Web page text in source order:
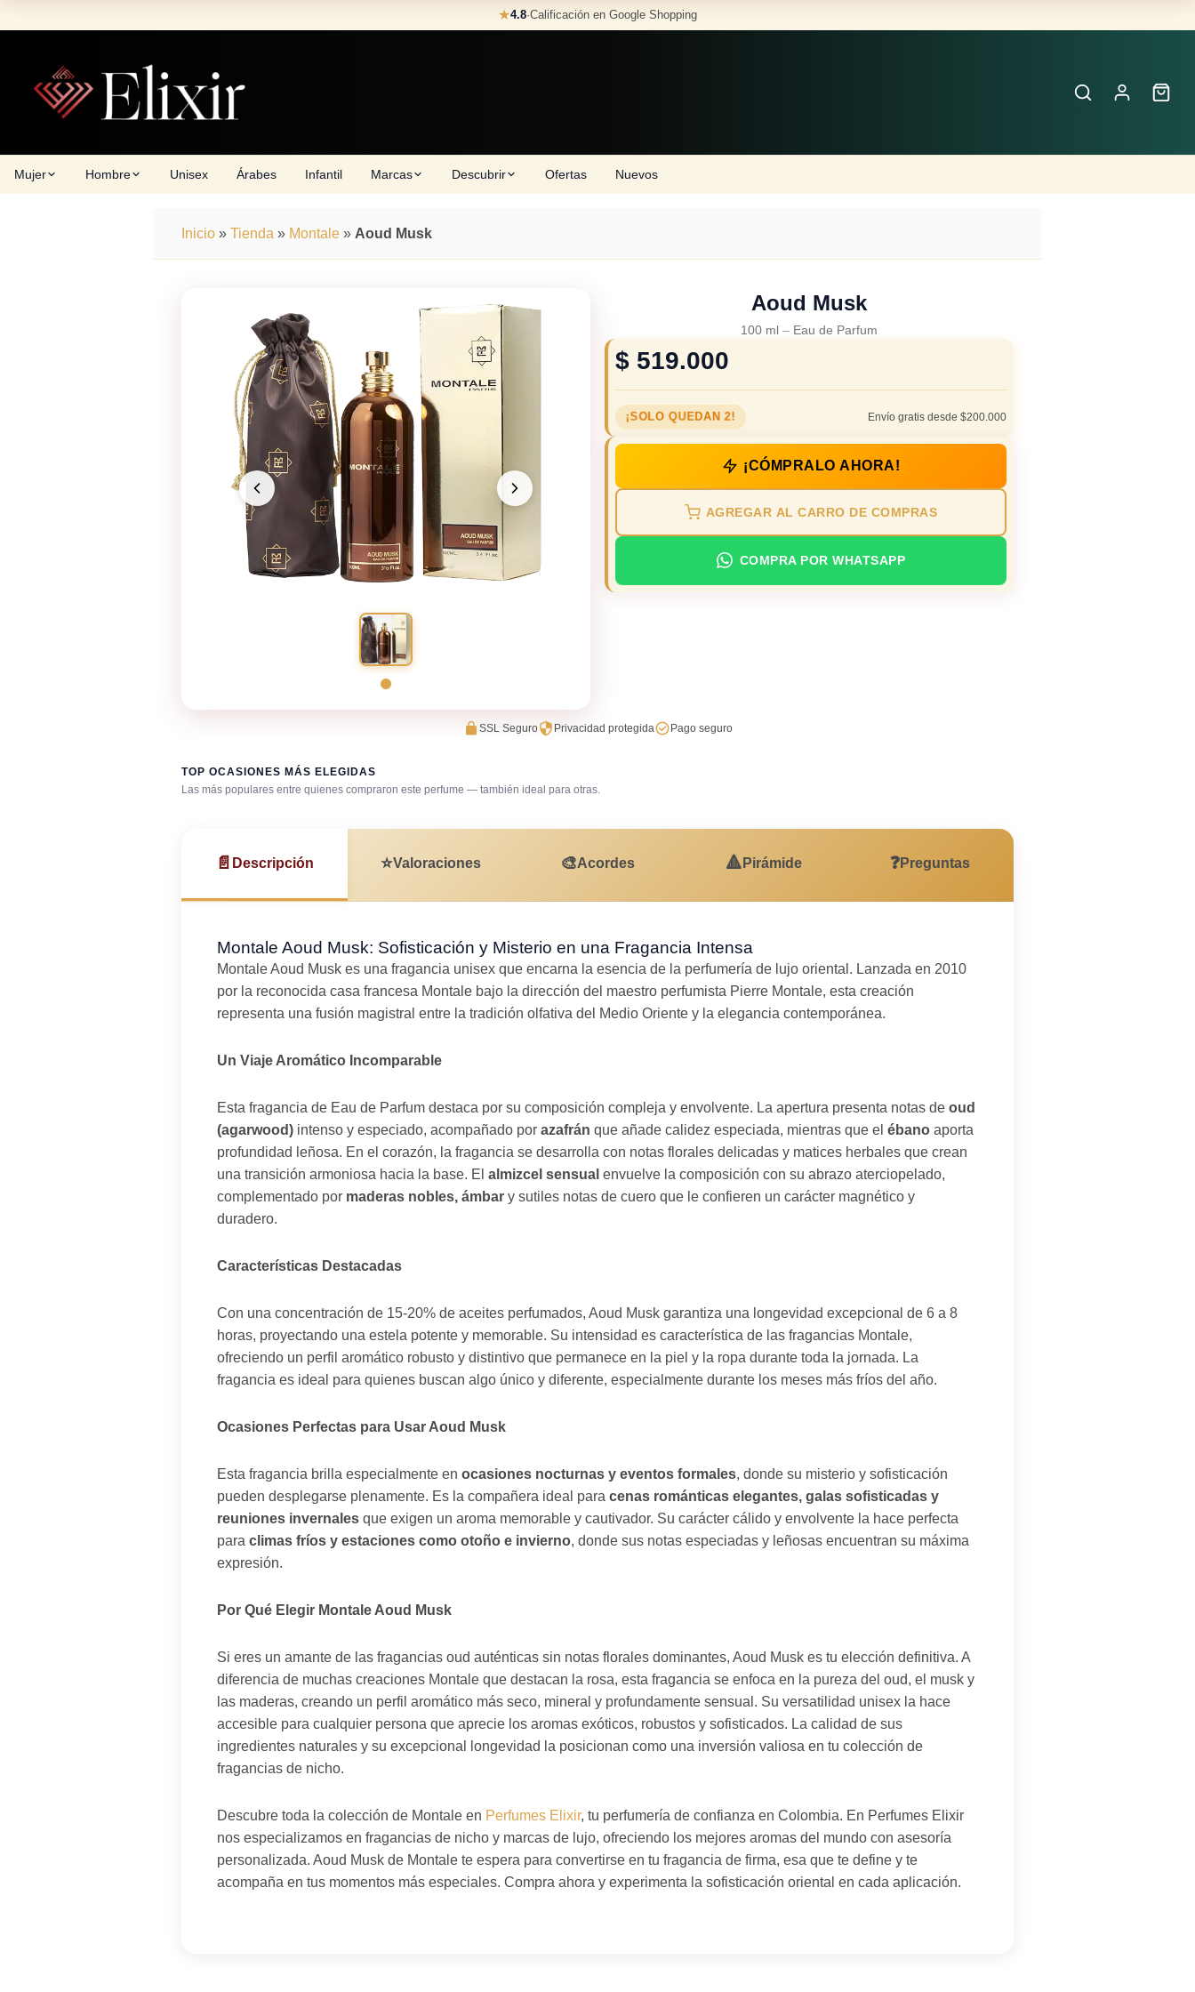
to
★4.8·Calificación en Google Shopping
Mujer Hombre Unisex Árabes Infantil Marcas Descubrir Ofertas Nuevos
Inicio » Tienda » Montale » Aoud Musk
Aoud Musk
100 ml – Eau de Parfum
$ 519.000
¡SOLO QUEDAN 2! Envío gratis desde $200.000
¡CÓMPRALO AHORA!
AGREGAR AL CARRO DE COMPRAS
COMPRA POR WHATSAPP
SSL Seguro Privacidad protegida Pago seguro
TOP OCASIONES MÁS ELEGIDAS
Las más populares entre quienes compraron este perfume — también ideal para otras.
Bar / cocteles Gala / cena de gala
📄 Descripción ⭐Valoraciones 🎨Acordes 🔺 Pirámide ❓Preguntas
Montale Aoud Musk: Sofisticación y Misterio en una Fragancia Intensa
Montale Aoud Musk es una fragancia unisex que encarna la esencia de la perfumería de lujo oriental. Lanzada en 2010
por la reconocida casa francesa Montale bajo la dirección del maestro perfumista Pierre Montale, esta creación
representa una fusión magistral entre la tradición olfativa del Medio Oriente y la elegancia contemporánea.
Un Viaje Aromático Incomparable
Esta fragancia de Eau de Parfum destaca por su composición compleja y envolvente. La apertura presenta notas de oud
(agarwood) intenso y especiado, acompañado por azafrán que añade calidez especiada, mientras que el ébano aporta
profundidad leñosa. En el corazón, la fragancia se desarrolla con notas florales delicadas y matices herbales que crean
una transición armoniosa hacia la base. El almizcel sensual envuelve la composición con su abrazo aterciopelado,
complementado por maderas nobles, ámbar y sutiles notas de cuero que le confieren un carácter magnético y
duradero.
Características Destacadas
Con una concentración de 15-20% de aceites perfumados, Aoud Musk garantiza una longevidad excepcional de 6 a 8
horas, proyectando una estela potente y memorable. Su intensidad es característica de las fragancias Montale,
ofreciendo un perfil aromático robusto y distintivo que permanece en la piel y la ropa durante toda la jornada. La
fragancia es ideal para quienes buscan algo único y diferente, especialmente durante los meses más fríos del año.
Ocasiones Perfectas para Usar Aoud Musk
Esta fragancia brilla especialmente en ocasiones nocturnas y eventos formales, donde su misterio y sofisticación
pueden desplegarse plenamente. Es la compañera ideal para cenas románticas elegantes, galas sofisticadas y
reuniones invernales que exigen un aroma memorable y cautivador. Su carácter cálido y envolvente la hace perfecta
para climas fríos y estaciones como otoño e invierno, donde sus notas especiadas y leñosas encuentran su máxima
expresión.
Por Qué Elegir Montale Aoud Musk
Si eres un amante de las fragancias oud auténticas sin notas florales dominantes, Aoud Musk es tu elección definitiva. A
diferencia de muchas creaciones Montale que destacan la rosa, esta fragancia se enfoca en la pureza del oud, el musk y
las maderas, creando un perfil aromático más seco, mineral y profundamente sensual. Su versatilidad unisex la hace
accesible para cualquier persona que aprecie los aromas exóticos, robustos y sofisticados. La calidad de sus
ingredientes naturales y su excepcional longevidad la posicionan como una inversión valiosa en tu colección de
fragancias de nicho.
Descubre toda la colección de Montale en Perfumes Elixir, tu perfumería de confianza en Colombia. En Perfumes Elixir
nos especializamos en fragancias de nicho y marcas de lujo, ofreciendo los mejores aromas del mundo con asesoría
personalizada. Aoud Musk de Montale te espera para convertirse en tu fragancia de firma, esa que te define y te
acompaña en tus momentos más especiales. Compra ahora y experimenta la sofisticación oriental en cada aplicación.